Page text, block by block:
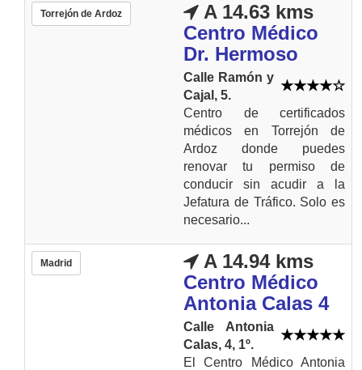
Torrejón de Ardoz
A 14.63 kms
Centro Médico
Dr. Hermoso
Calle Ramón y
Cajal, 5.
Centro de certificados
médicos en Torrejón de
Ardoz donde puedes
renovar tu permiso de
conducir sin acudir a la
Jefatura de Tráfico. Solo es
necesario...
Madrid
A 14.94 kms
Centro Médico
Antonia Calas 4
Calle Antonia
Calas, 4, 1º.
El Centro Médico Antonia